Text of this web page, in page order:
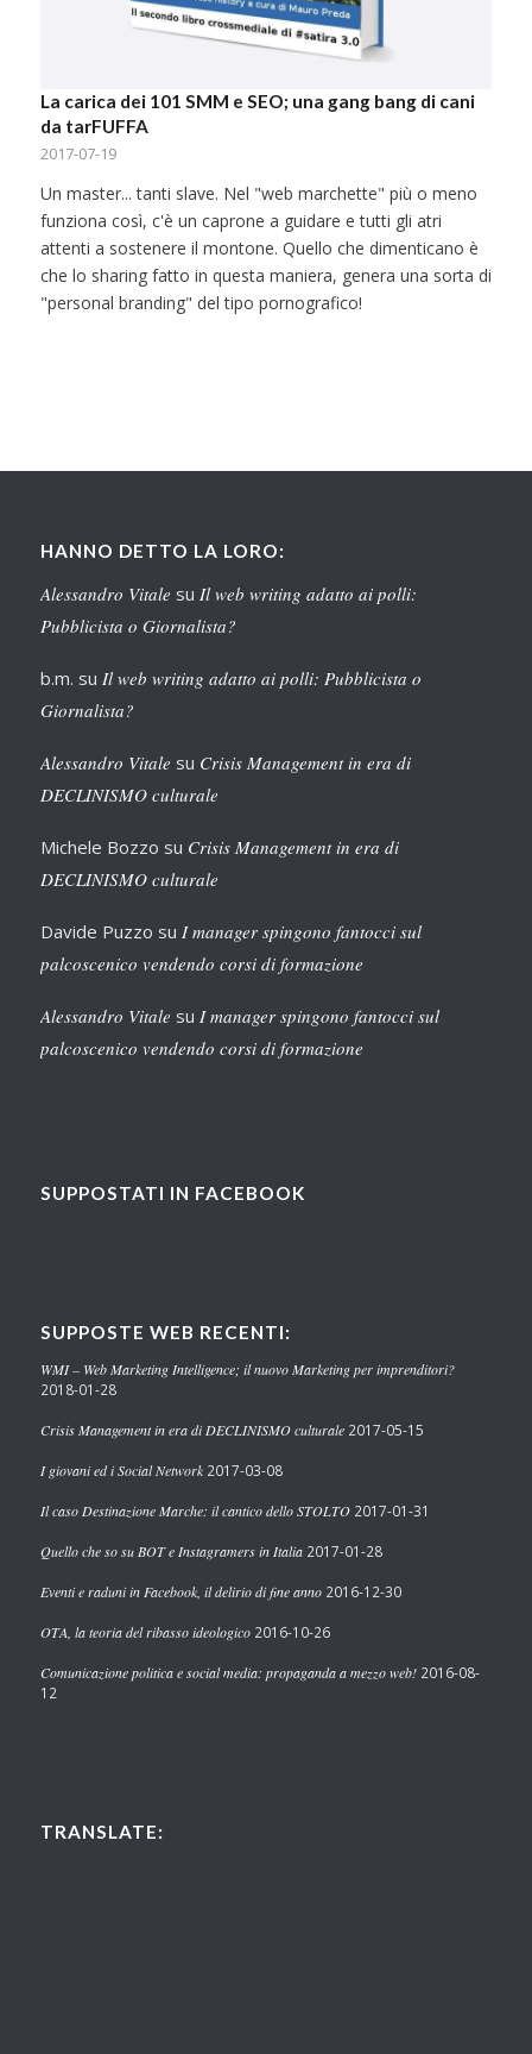
La carica dei 101 SMM e SEO; una gang bang di cani
da tarFUFFA
2017-07-19
Un master... tanti slave. Nel "web marchette" più o meno
funziona così, c'è un caprone a guidare e tutti gli atri
attenti a sostenere il montone. Quello che dimenticano è
che lo sharing fatto in questa maniera, genera una sorta di
"personal branding" del tipo pornografico!
HANNO DETTO LA LORO:
Alessandro Vitale su Il web writing adatto ai polli:
Pubblicista o Giornalista?
b.m. su Il web writing adatto ai polli: Pubblicista o
Giornalista?
Alessandro Vitale su Crisis Management in era di
DECLINISMO culturale
Michele Bozzo su Crisis Management in era di
DECLINISMO culturale
Davide Puzzo su I manager spingono fantocci sul
palcoscenico vendendo corsi di formazione
Alessandro Vitale su I manager spingono fantocci sul
palcoscenico vendendo corsi di formazione
SUPPOSTATI IN FACEBOOK
SUPPOSTE WEB RECENTI:
WMI – Web Marketing Intelligence; il nuovo Marketing per imprenditori?
2018-01-28
Crisis Management in era di DECLINISMO culturale 2017-05-15
I giovani ed i Social Network 2017-03-08
Il caso Destinazione Marche: il cantico dello STOLTO 2017-01-31
Quello che so su BOT e Instagramers in Italia 2017-01-28
Eventi e raduni in Facebook, il delirio di fine anno 2016-12-30
OTA, la teoria del ribasso ideologico 2016-10-26
Comunicazione politica e social media: propaganda a mezzo web! 2016-08-
12
TRANSLATE: